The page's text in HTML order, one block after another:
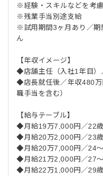
※経験・スキルなどを考
※残業手当別途支給
※試用期間3ヶ月あり／期
ん
【年収イメージ】
◆店舗主任（入社1年目）
◆店長就任後／年収480
職手当を含む）
【給与テーブル】
◆月給19万7,000円／22歳
◆月給20万2,000円／23歳
◆月給20万7,000円／24
◆月給21万2,000円／27
◆月給22万1,000円／29歳